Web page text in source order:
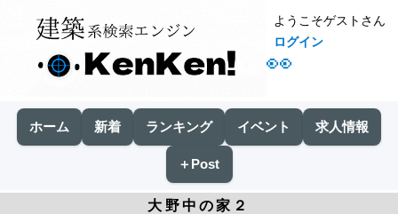
👀
ようこそゲストさん
ログイン
ホーム 新着 ランキング イベント 求人情報
＋Post
大野中の家２